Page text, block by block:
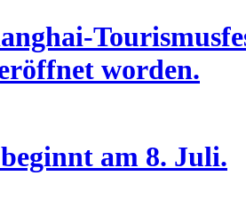
worden.
am 8. Juli.